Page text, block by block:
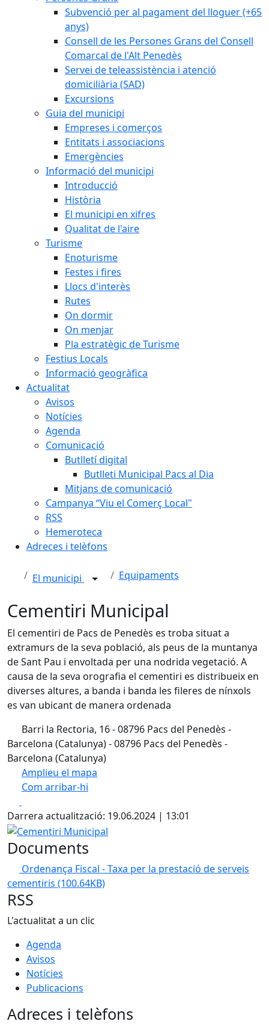
Subvenció per al pagament del lloguer (+65
anys)
Consell de les Persones Grans del Consell
Comarcal de l'Alt Penedès
Servei de teleassistència i atenció
domiciliària (SAD)
Excursions
Guia del municipi
Empreses i comerços
Entitats i associacions
Emergències
Informació del municipi
Introducció
Història
El municipi en xifres
Qualitat de l'aire
Turisme
Enoturisme
Festes i fires
Llocs d'interès
Rutes
On dormir
On menjar
Pla estratègic de Turisme
Festius Locals
Informació geogràfica
Actualitat
Avisos
Notícies
Agenda
Comunicació
Butlletí digital
Butlleti Municipal Pacs al Dia
Mitjans de comunicació
Campanya “Viu el Comerç Local"
RSS
Hemeroteca
Adreces i telèfons
El municipi Equipaments
Cementiri Municipal
El cementiri de Pacs de Penedès es troba situat a
extramurs de la seva població, als peus de la muntanya
de Sant Pau i envoltada per una nodrida vegetació. A
causa de la seva orografia el cementiri es distribueix en
diverses altures, a banda i banda les fileres de nínxols
es van ubicant de manera ordenada
Barri la Rectoria, 16 - 08796 Pacs del Penedès -
Barcelona (Catalunya) - 08796 Pacs del Penedès -
Barcelona (Catalunya)
Amplieu el mapa
Com arribar-hi
+
−
Darrera actualització: 19.06.2024 | 13:01
Cementiri Municipal
Documents
Ordenança Fiscal - Taxa per la prestació de serveis
cementiris (100.64KB)
RSS
L'actualitat a un clic
Agenda
Avisos
Notícies
Publicacions
Adreces i telèfons